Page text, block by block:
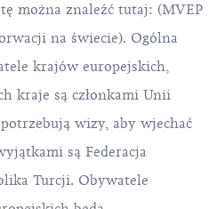
można znaleźć tutaj: (MVEP
na świecie). Ogólna
krajów europejskich,
kraje są członkami Unii
wizy, aby wjechać
są Federacja
Turcji. Obywatele